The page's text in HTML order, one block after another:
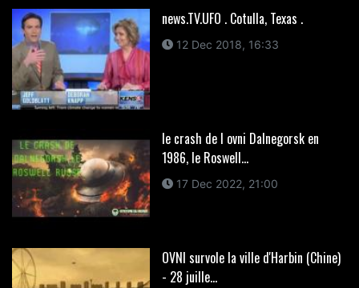
news.TV.UFO . Cotulla, Texas .
12 Dec 2018, 16:33
le crash de l ovni Dalnegorsk en
1986, le Roswell...
17 Dec 2022, 21:00
OVNI survole la ville d'Harbin (Chine)
- 28 juille...